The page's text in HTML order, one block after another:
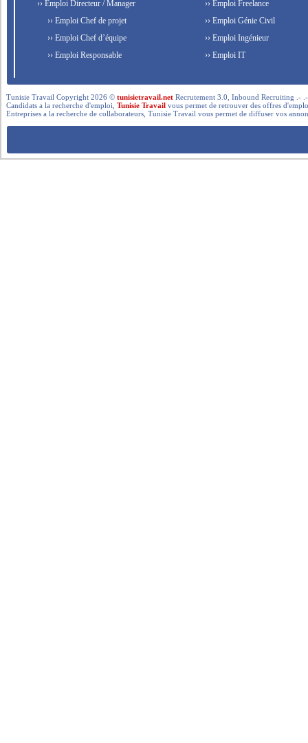
›› Emploi Directeur / Manager
›› Emploi Chef de projet
›› Emploi Chef d’équipe
›› Emploi Responsable
›› Emploi Freelance
›› Emploi Génie Civil
›› Emploi Ingénieur
›› Emploi IT
Tunisie Travail Copyright 2026 ©tunisietravail.net Recrutement 3.0, Inbound Recruiting .-
Candidats a la recherche d'emploi,Tunisie Travail vous permet de retrouver des offres
Entreprises a la recherche de collaborateurs, Tunisie Travail vous permet de diffuser vos